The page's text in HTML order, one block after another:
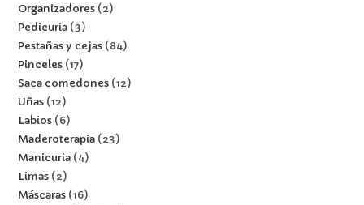
Organizadores 2
Pedicuria 3
Pestañas y cejas 84
Pinceles 17
Saca comedones 12
Uñas 12
Labios 6
Maderoterapia 23
Manicuria 4
Limas 2
Máscaras 16